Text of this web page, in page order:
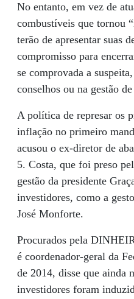
No entanto, em vez de
combustíveis que tornou
terão de apresentar suas
compromisso para
se comprovada a
conselhos ou na gestão
A política de represar os
inflação no primeiro
acusou o ex-diretor de
5. Costa, que foi preso
gestão da presidente
investidores, como a
José Monforte.
Procurados pela
é coordenador-geral da
de 2014, disse que ainda
investidores foram